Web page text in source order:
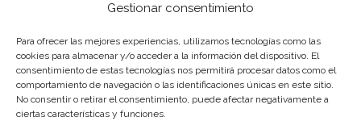
Gestionar consentimiento
Para ofrecer las mejores experiencias, utilizamos tecnologías como las
cookies para almacenar y/o acceder a la información del dispositivo. El
consentimiento de estas tecnologías nos permitirá procesar datos como el
comportamiento de navegación o las identificaciones únicas en este sitio.
No consentir o retirar el consentimiento, puede afectar negativamente a
ciertas características y funciones.